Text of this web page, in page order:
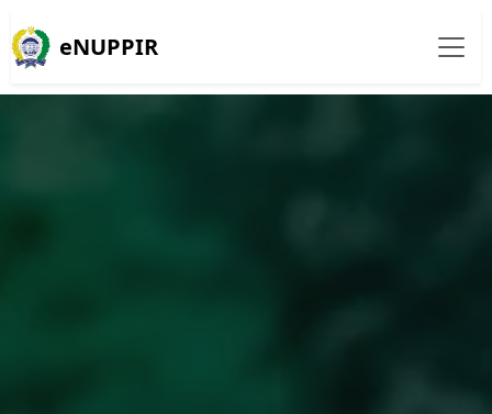
eNUPPIR